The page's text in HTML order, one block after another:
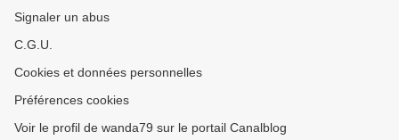
Signaler un abus
C.G.U.
Cookies et données personnelles
Préférences cookies
Voir le profil de wanda79 sur le portail Canalblog